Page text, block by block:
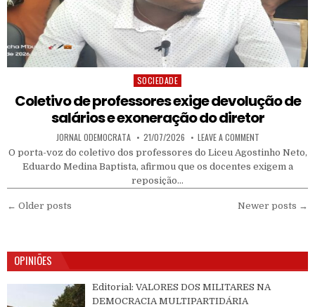
Posted in
SOCIEDADE
Coletivo de professores exige devolução de
salários e exoneração do diretor
AUTHOR:
JORNAL ODEMOCRATA PUBLISHED DATE:
21/07/2026 LEAVE A COMMENTON COLETIVO
O porta-voz do coletivo dos professores do Liceu Agostinho Neto,
Eduardo Medina Baptista, afirmou que os docentes exigem a
reposição…
Navegação por posts
← Older posts Newer posts →
OPINIÕES
Editorial: VALORES DOS MILITARES NA
DEMOCRACIA MULTIPARTIDÁRIA